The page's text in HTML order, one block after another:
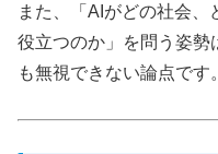
また、「AIがどの社会、
役立つのか」を問う姿勢
も無視できない論点です。